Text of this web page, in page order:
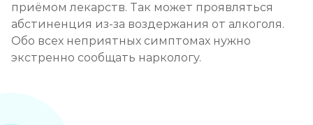
приёмом лекарств. Так может проявляться
абстиненция из-за воздержания от алкоголя.
Обо всех неприятных симптомах нужно
экстренно сообщать наркологу.